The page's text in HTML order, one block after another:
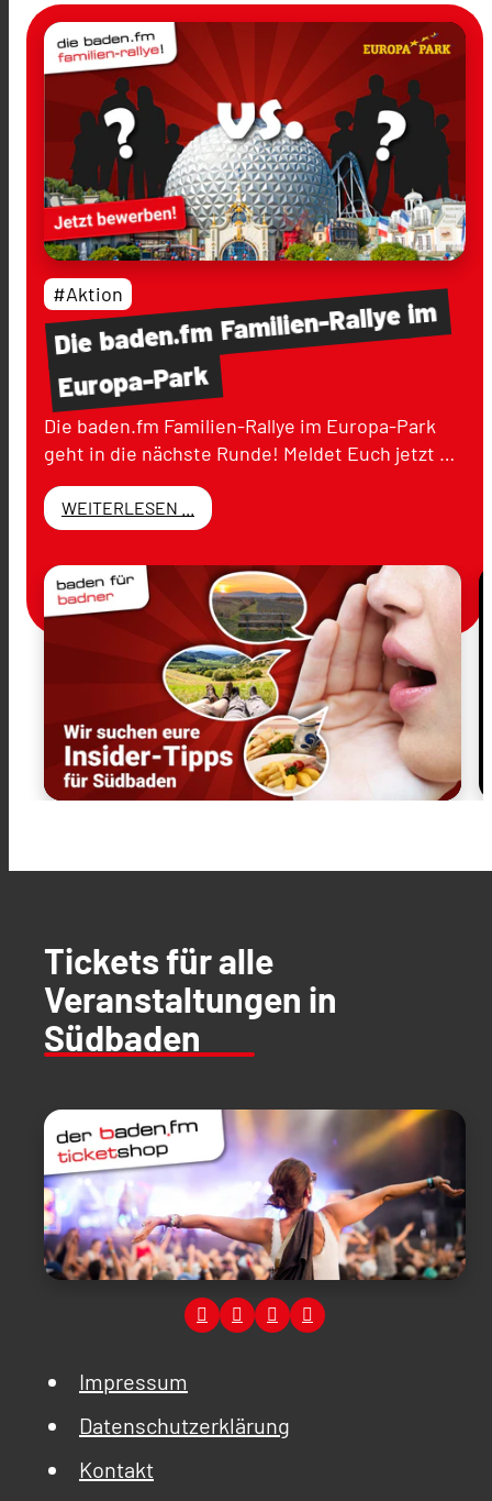
Diebaden.fmFamilien-Rallyeim
Europa-Park
#Aktion
Die baden.fm Familien-Rallye im Europa-Park
geht in die nächste Runde! Meldet Euch jetzt …
WEITERLESEN ...
Tickets für alle
Veranstaltungen in
Südbaden
Impressum
Datenschutzerklärung
Kontakt